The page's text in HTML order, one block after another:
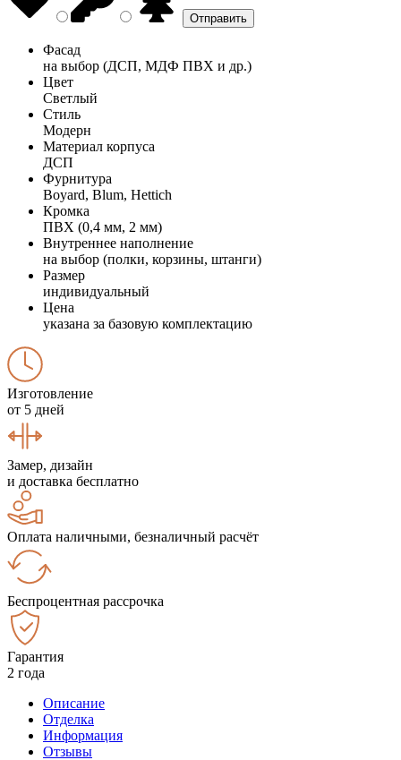
Фасад
на выбор (ДСП, МДФ ПВХ и др.)
Цвет
Светлый
Стиль
Модерн
Материал корпуса
ДСП
Фурнитура
Boyard, Blum, Hettich
Кромка
ПВХ (0,4 мм, 2 мм)
Внутреннее наполнение
на выбор (полки, корзины, штанги)
Размер
индивидуальный
Цена
указана за базовую комплектацию
Изготовление
от 5 дней
Замер, дизайн
и доставка бесплатно
Оплата наличными, безналичный расчёт
Беспроцентная рассрочка
Гарантия
2 года
Описание
Отделка
Информация
Отзывы